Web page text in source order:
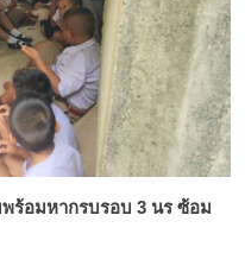
ร้อมหากรบรอบ 3 นร ซ้อม